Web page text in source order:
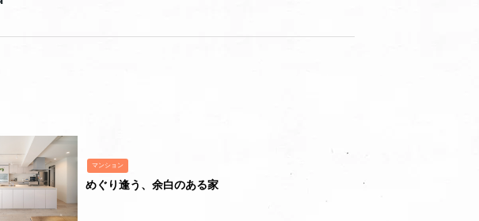
マンション
めぐり逢う、余白のある家